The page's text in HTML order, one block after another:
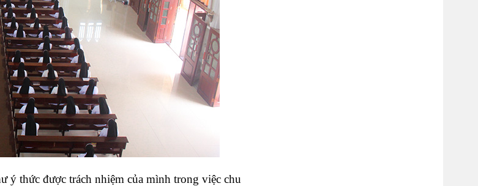
ý thức được trách nhiệm của mình trong việc chu